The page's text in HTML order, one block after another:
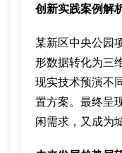
创新实践案例解
某新区中央公园
形数据转化为三
现实技术预演不
置方案。最终呈
闲需求，又成为